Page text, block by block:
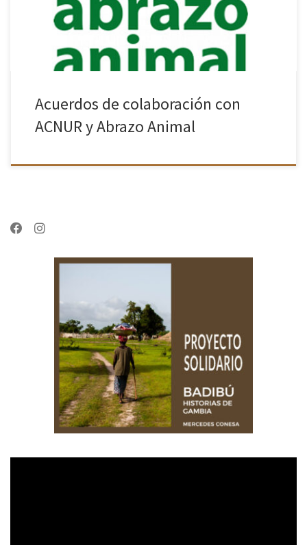
con una […]
Acuerdos de colaboración con
ACNUR y Abrazo Animal